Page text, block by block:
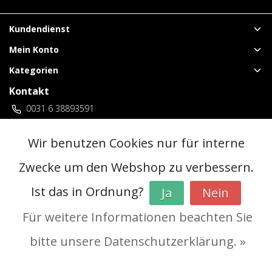
Kundendienst
Mein Konto
Kategorien
Kontakt
0031 6 38893591
vuurwerklangenberg@gmail.com
3 locaties Duitsland
InStijl Media
Allgemeine Geschäftsbedingungen (AGB)
|Vorverkaufsregeln
Wir benutzen Cookies nur für interne
Zwecke um den Webshop zu verbessern.
Ist das in Ordnung?
Ja
Nein
Für weitere Informationen beachten Sie
bitte unsere Datenschutzerklärung. »